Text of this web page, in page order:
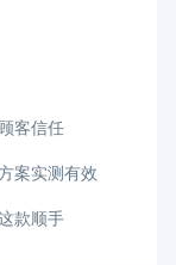
客信任
案实测有效
款顺手